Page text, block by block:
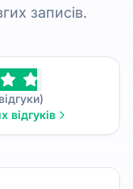
записів.
відгуків